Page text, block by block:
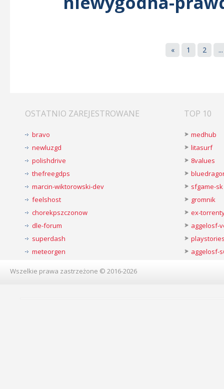
« 1 2 ...
OSTATNIO ZAREJESTROWANE
bravo
newluzgd
polishdrive
thefreegdps
marcin-wiktorowski-dev
feelshost
chorekpszczonow
dle-forum
superdash
meteorgen
TOP 10
medhub
litasurf
8values
sfgame-sk
gromnik
ex-
aggelosf-
aggelosf-
Wszelkie prawa zastrzeżone © 2016-2026